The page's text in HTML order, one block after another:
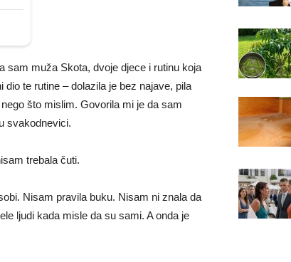
sam muža Skota, dvoje djece i rutinu koja
te rutine – dolazila je bez najave, pila
što mislim. Govorila mi je da sam
svakodnevici.
trebala čuti.
Nisam pravila buku. Nisam ni znala da
ljudi kada misle da su sami. A onda je